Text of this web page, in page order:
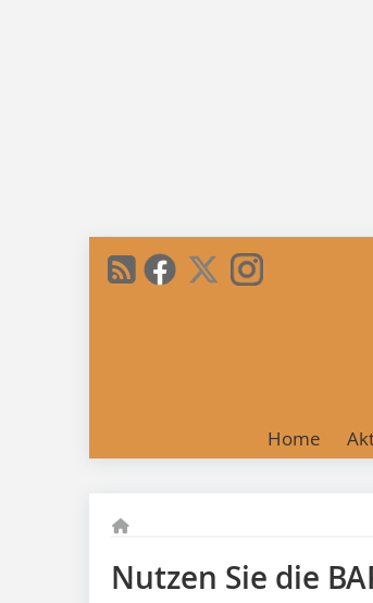
Home
Nutzen Sie die